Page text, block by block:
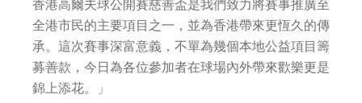
香港高爾夫球公開賽慈善盃是我們致力將賽事推廣至
全港市民的主要項目之一，並為香港帶來更恆久的傳
承。這次賽事深富意義，不單為幾個本地公益項目籌
募善款，今日為各位參加者在球場內外帶來歡樂更是
錦上添花。」